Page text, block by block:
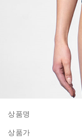
상품명
상품가